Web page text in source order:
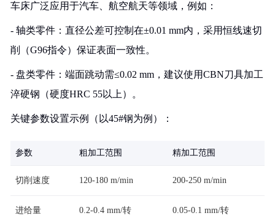
车床广泛应用于汽车、航空航天等领域，例如：
- 轴类零件：直径公差可控制在±0.01 mm内，采用恒线速切
削（G96指令）保证表面一致性。
- 盘类零件：端面跳动需≤0.02 mm，建议使用CBN刀具加工
淬硬钢（硬度HRC 55以上）。
关键参数设置示例（以45#钢为例）：
参数 粗加工范围 精加工范围
切削速度 120-180 m/min 200-250 m/min
进给量 0.2-0.4 mm/转 0.05-0.1 mm/转